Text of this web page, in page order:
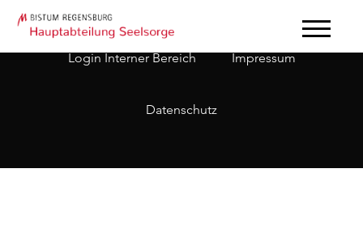
Login Interner Bereich Impressum
Datenschutz